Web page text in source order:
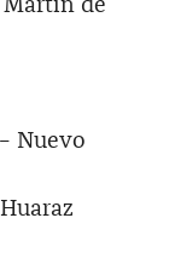
Martín de
Nuevo